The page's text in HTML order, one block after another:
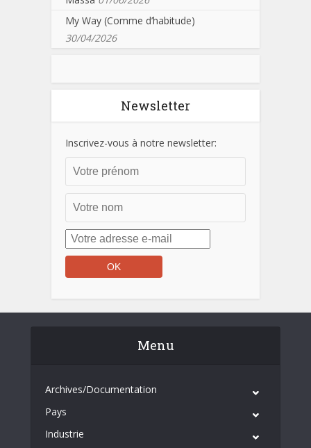
My Way (Comme d’habitude)
30/04/2026
Newsletter
Inscrivez-vous à notre newsletter:
Menu
Archives/Documentation
Pays
Industrie